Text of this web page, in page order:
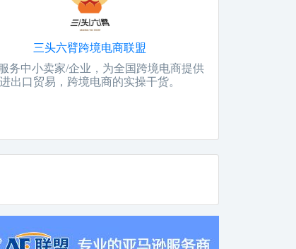
三头六臂跨境电商联盟
务中小卖家/企业，为全国跨境电商提供
进出口贸易，跨境电商的实操干货。